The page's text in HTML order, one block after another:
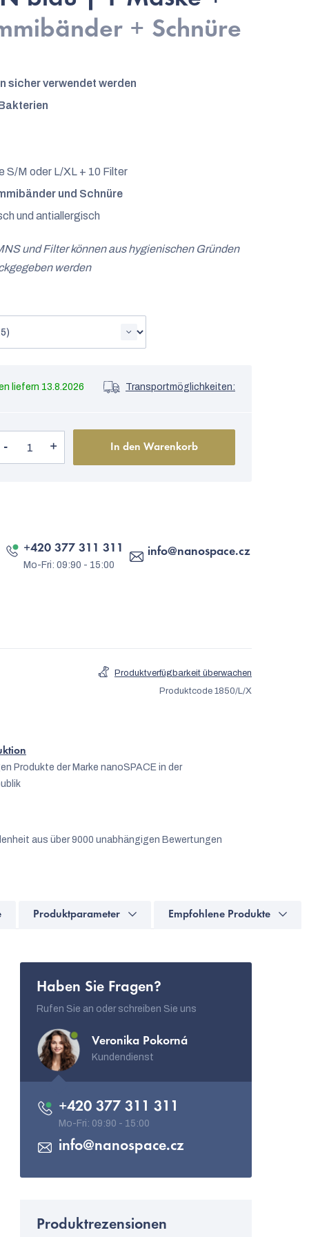
+ Schnüre
sicher verwendet werden
S/M oder L/XL + 10 Filter
und Schnüre
und antiallergisch
und Filter können aus hygienischen Gründen
werden
13.8.2026 Transportmöglichkeiten:
In den Warenkorb
info@nanospace.cz
+420 377 311 311
Produktverfügbarkeit überwachen
Produktcode 1850/L/X
Produkte der Marke nanoSPACE in der
aus über 9000 unabhängigen Bewertungen
Produktparameter Empfohlene Produkte
Haben Sie Fragen?
Rufen Sie an oder schreiben Sie uns
Veronika Pokorná
Kundendienst
info@nanospace.cz
+420 377 311 311